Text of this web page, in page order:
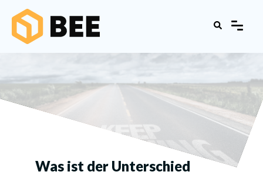
Was ist der Unterschied